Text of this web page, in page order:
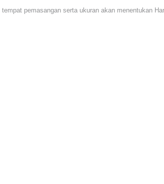
pemasangan serta ukuran akan menentukan